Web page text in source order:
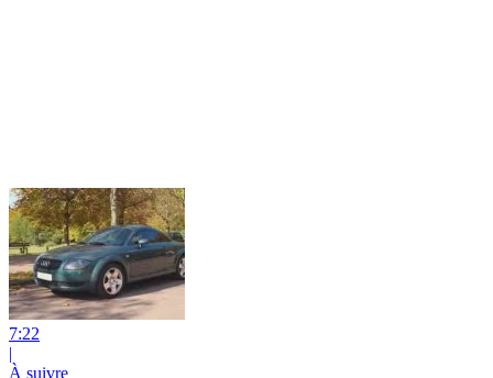
7:22
|
À suivre